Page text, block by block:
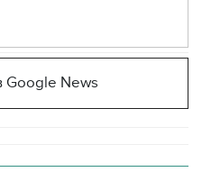
Google News